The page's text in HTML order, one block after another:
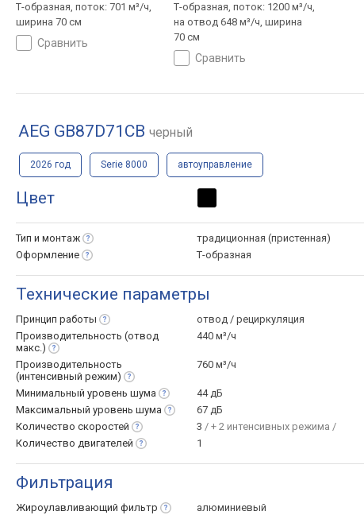
Т-образная, поток: 701 м³/ч,
ширина 70 см
сравнить
Т-образная, поток: 1200 м³/ч,
на отвод 648 м³/ч, ширина
70 см
сравнить
AEG GB87D71CB черный
2026 год Serie 8000 автоуправление
Цвет
Тип и монтаж
традиционная (пристенная)
Оформление
Т-образная
Технические параметры
Принцип работы
отвод / рециркуляция
Производительность (отвод
макс.)
440 м³/ч
Производительность
(интенсивный режим)
760 м³/ч
Минимальный уровень шума
44 дБ
Максимальный уровень шума
67 дБ
Количество скоростей 3 / + 2 интенсивных режима /
Количество двигателей 1
Фильтрация
Жироулавливающий фильтр
алюминиевый